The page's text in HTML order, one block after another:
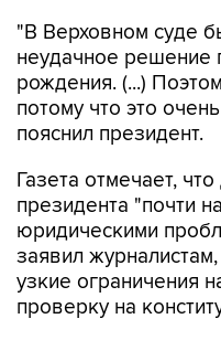
"В Верховном суде
неудачное решение
рождения. (...)
потому что это
пояснил президент.
Газета отмечает,
президента "почти
юридическими
заявил
узкие ограничения
проверку на